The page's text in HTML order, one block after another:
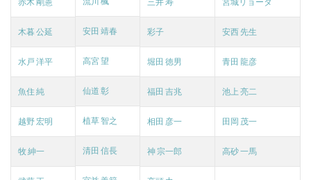
木暮 公延 安田 靖春 彩子 安西 先生
水戸 洋平 高宮 望 堀田 徳男 青田 龍彦
魚住 純 仙道 彰 福田 吉兆 池上 亮二
越野 宏明 植草 智之 相田 彦一 田岡 茂一
牧 紳一 清田 信長 神 宗一郎 高砂 一馬